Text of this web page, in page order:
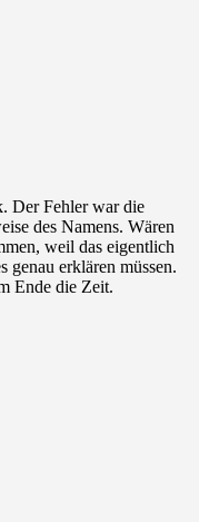
Der Fehler war die
des Namens. Wären
weil das eigentlich
genau erklären müssen.
Ende die Zeit.